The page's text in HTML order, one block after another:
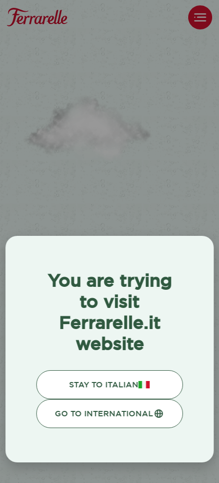
40 4
Il contenuto che
cercavi si è perso
in un mare di
bollicine.
You are trying
to visit
Ferrarelle.it
website
STAY TO ITALIAN
GO TO INTERNATIONAL